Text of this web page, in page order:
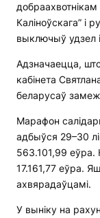
Каліноўскага” і
выключыў удзел
Адзначаецца,
кабінета
беларусаў
Марафон
адбыўся 29–30
563.101,99 еўра.
17.161,77 еўра.
ахвярадаўцамі.
У выніку на